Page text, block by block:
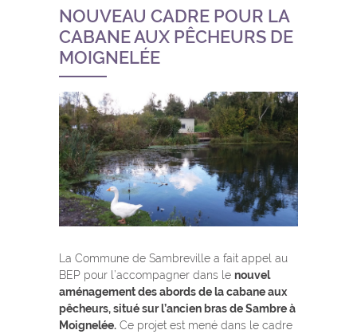
NOUVEAU CADRE POUR LA
CABANE AUX PÊCHEURS DE
MOIGNELÉE
La Commune de Sambreville a fait appel au
BEP pour l’accompagner dans le nouvel
aménagement des abords de la cabane aux
pêcheurs, situé sur l’ancien bras de Sambre à
Moignelée. Ce projet est mené dans le cadre